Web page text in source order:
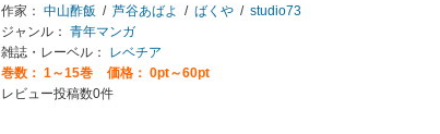
作家： 中山酢飯 / 芦谷あばよ / ばくや / studio73
ジャンル： 青年マンガ
雑誌・レーベル：
レベチア
巻数： 1～15巻
価格： 0pt～60pt
レビュー投稿数0件